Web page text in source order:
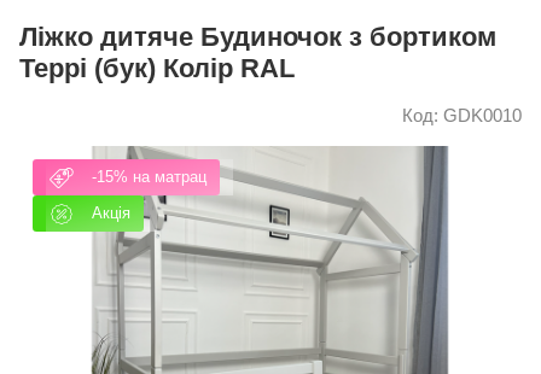
Ліжко дитяче Будиночок з бортиком
Террі (бук) Колір RAL
Код: GDK0010
-15% на матрац
Акція